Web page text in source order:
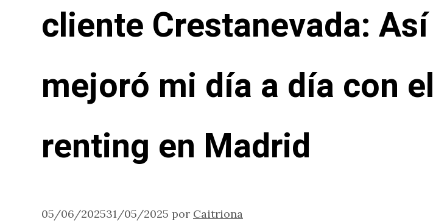
cliente Crestanevada: Así
mejoró mi día a día con el
renting en Madrid
05/06/202531/05/2025 por Caitriona